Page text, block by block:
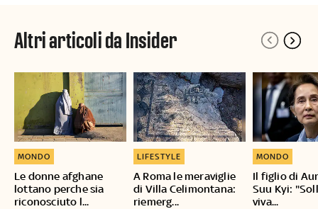
Altri articoli da Insider
Le donne afghane
lottano perche sia
riconosciuto l...
MONDO
A Roma le meraviglie
di Villa Celimontana:
riemerg...
LIFESTYLE
Il figlio di
Suu Kyi:
viva...
MONDO